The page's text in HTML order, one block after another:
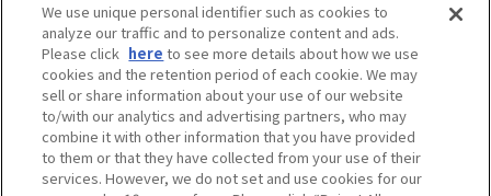
ざいますのでご了承ください。
privacypolicy
Do Not Sell or Share My
Personal Information
ウェブサイトご利用条件
ソーシャルメディアポリシー
個人情報保護方針
お問い合わせ
We use unique personal identifier such as cookies to
analyze our traffic and to personalize content and ads.
Please click here to see more details about how we use
cookies and the retention period of each cookie. We may
sell or share information about your use of our website
to/with our analytics and advertising partners, who may
combine it with other information that you have provided
to them or that they have collected from your use of their
services. However, we do not set and use cookies for our